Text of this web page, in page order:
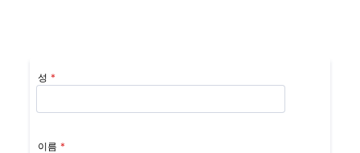
성 *
이름 *